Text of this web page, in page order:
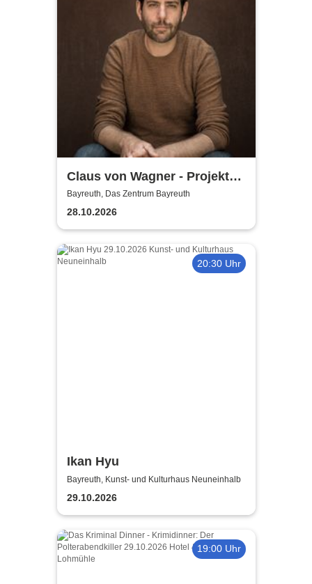
Claus von Wagner - Projekt
Equilibrium
Bayreuth, Das Zentrum Bayreuth
28.10.2026
20:30 Uhr
Ikan Hyu
Bayreuth, Kunst- und Kulturhaus Neuneinhalb
29.10.2026
19:00 Uhr